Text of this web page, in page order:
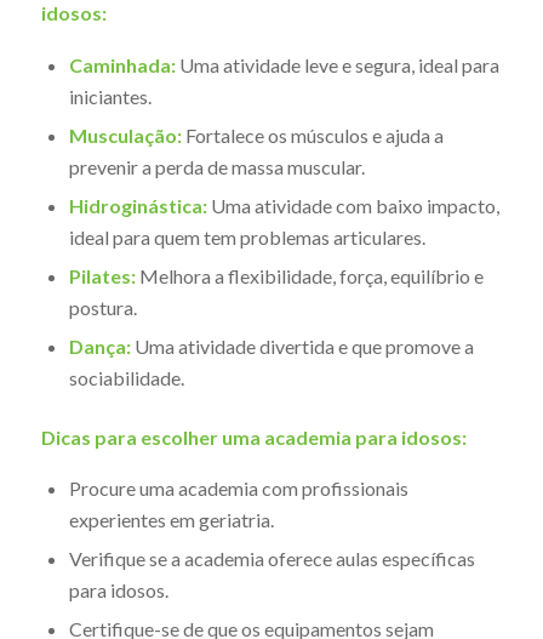
idosos:
Caminhada:Uma atividade leve e segura, ideal para
iniciantes.
Musculação:Fortalece os músculos e ajuda a
prevenir a perda de massa muscular.
Hidroginástica:Uma atividade com baixo impacto,
ideal para quem tem problemas articulares.
Pilates:Melhora a flexibilidade, força, equilíbrio e
postura.
Dança:Uma atividade divertida e que promove a
sociabilidade.
Dicas para escolher uma academia para idosos:
Procure uma academia com profissionais
experientes em geriatria.
Verifique se a academia oferece aulas específicas
para idosos.
Certifique-se de que os equipamentos sejam